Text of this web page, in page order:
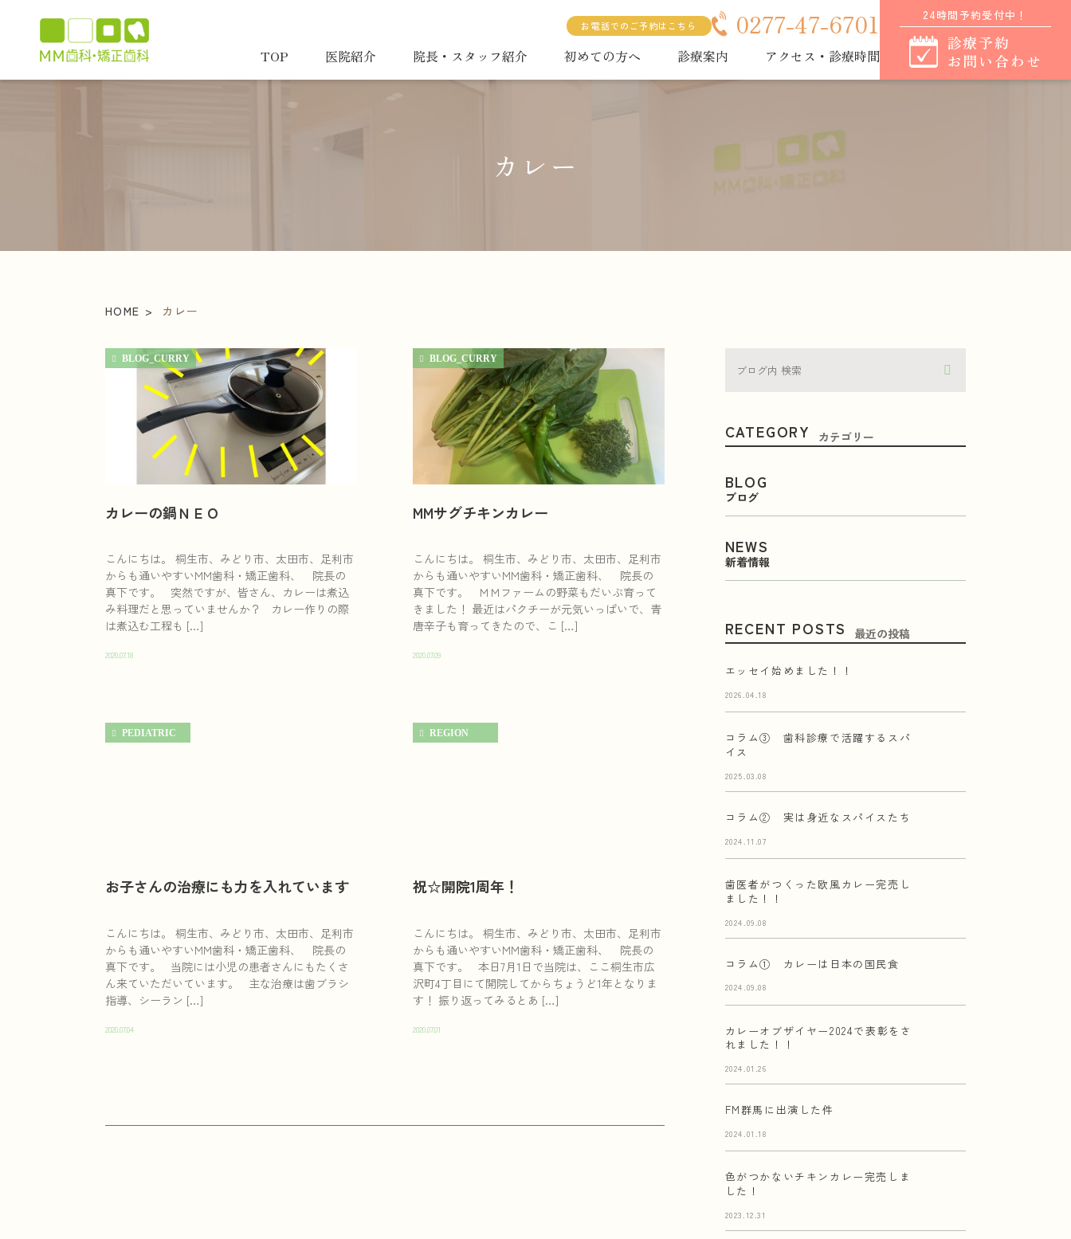
お電話でのご予約はこちら 0277-47-6701
TOP 医院紹介 院長・スタッフ紹介 初めての方へ 診療案内
インプラント
入れ歯
有病者向け歯科診療
訪問歯科診療
アクセス・診療時間
24時間予約受付中！
診療予約
お問い合わせ
カレー
HOME カレー
BLOG_CURRY
カレーの鍋ＮＥＯ
こんにちは。 桐生市、みどり市、太田市、足利市
からも通いやすいMM歯科・矯正歯科、 院長の
真下です。 突然ですが、皆さん、カレーは煮込
み料理だと思っていませんか？ カレー作りの際
は煮込む工程も […]
2020.07.18
BLOG_CURRY
MMサグチキンカレー
こんにちは。 桐生市、みどり市、太田市、足利市
からも通いやすいMM歯科・矯正歯科、 院長の
真下です。 ＭＭファームの野菜もだいぶ育って
きました！ 最近はパクチーが元気いっぱいで、青
唐辛子も育ってきたので、こ […]
2020.07.09
PEDIATRIC
お子さんの治療にも力を入れています
こんにちは。 桐生市、みどり市、太田市、足利市
からも通いやすいMM歯科・矯正歯科、 院長の
真下です。 当院には小児の患者さんにもたくさ
ん来ていただいています。 主な治療は歯ブラシ
指導、シーラン […]
2020.07.04
REGION
祝☆開院1周年！
こんにちは。 桐生市、みどり市、太田市、足利市
からも通いやすいMM歯科・矯正歯科、 院長の
真下です。 本日7月1日で当院は、ここ桐生市広
沢町4丁目にて開院してからちょうど1年となりま
す！ 振り返ってみるとあ […]
2020.07.01
CATEGORY カテゴリー
BLOG
ブログ
NEWS
新着情報
RECENT POSTS 最近の投稿
エッセイ始めました！！
2026.04.18
コラム③ 歯科診療で活躍するスパ
イス
2025.03.08
コラム② 実は身近なスパイスたち
2024.11.07
歯医者がつくった欧風カレー完売し
ました！！
2024.09.08
コラム① カレーは日本の国民食
2024.09.08
カレーオブザイヤー2024で表彰をさ
れました！！
2024.01.26
FM群馬に出演した件
2024.01.18
色がつかないチキンカレー完売しま
した！
2023.12.31